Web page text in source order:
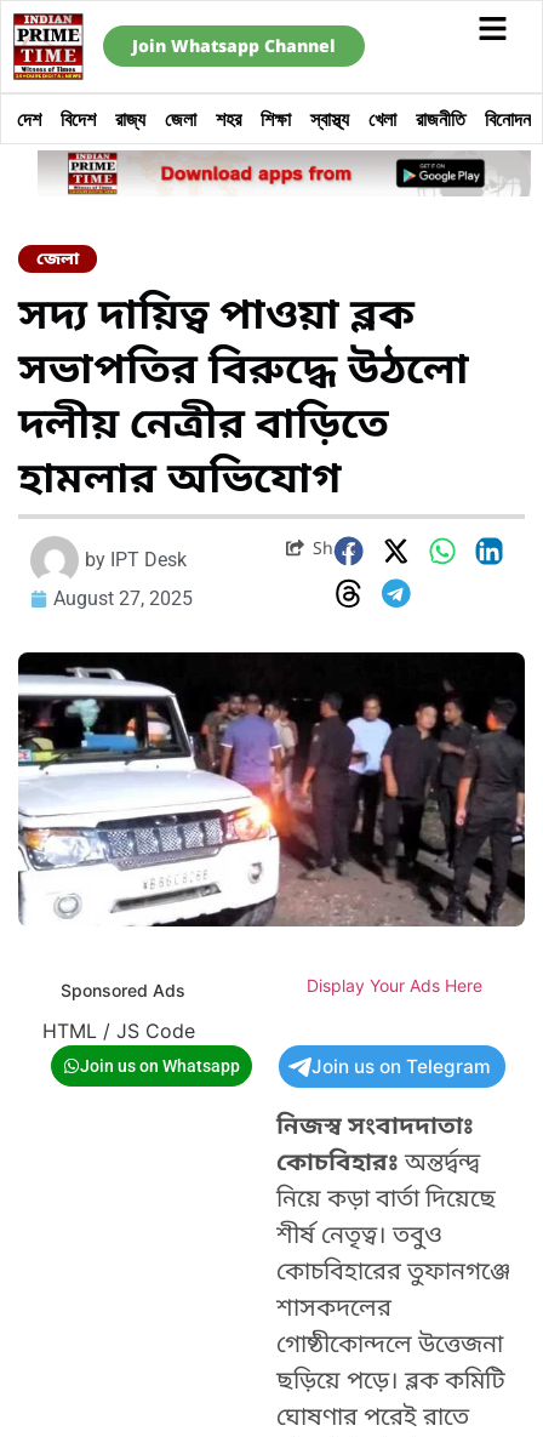
Join Whatsapp Channel
দেশ বিদেশ রাজ্য জেলা শহর শিক্ষা স্বাস্থ্য খেলা রাজনীতি বিনোদন
জেলা
সদ্য দায়িত্ব পাওয়া ব্লক
সভাপতির বিরুদ্ধে উঠলো
দলীয় নেত্রীর বাড়িতে
হামলার অভিযোগ
by IPT Desk
August 27, 2025
Share
Sponsored Ads Display Your Ads Here
HTML / JS Code
Join us on Whatsapp Join us on Telegram
নিজস্ব সংবাদদাতাঃ
কোচবিহারঃঅন্তর্দ্বন্দ্ব
নিয়ে কড়া বার্তা দিয়েছে
শীর্ষ নেতৃত্ব। তবুও
কোচবিহারের তুফানগঞ্জে
শাসকদলের
গোষ্ঠীকোন্দলে উত্তেজনা
ছড়িয়ে পড়ে। ব্লক কমিটি
ঘোষণার পরেই রাতে